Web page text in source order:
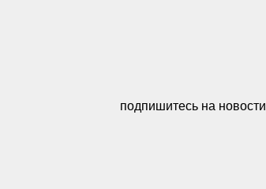
подпишитесь на новости